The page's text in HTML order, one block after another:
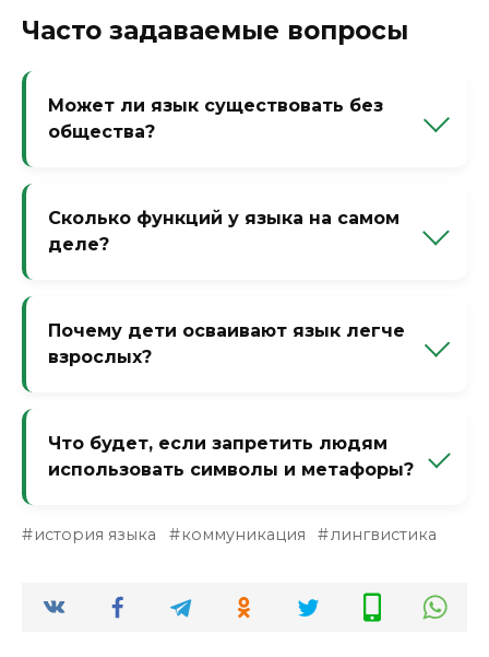
Часто задаваемые вопросы
Может ли язык существовать без
общества?
языки (эсперанто, клингонский)
создаются для общения, пусть и в
Сколько функций у языка на самом
деле?
символическая, эмоциональная,
метаязыковая (язык для описания языка)
Почему дети осваивают язык легче
взрослых?
анализом и перфекционизмом. Но
выучить новый язык можно в любом
Что будет, если запретить людям
использовать символы и метафоры?
большей части шуток. Останется сухая
история языка коммуникация лингвистика